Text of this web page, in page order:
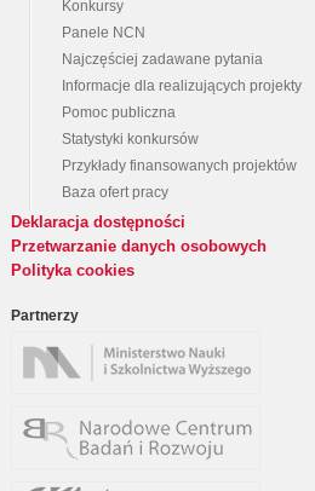
Konkursy
Panele NCN
Najczęściej zadawane pytania
Informacje dla realizujących projekty
Pomoc publiczna
Statystyki konkursów
Przykłady finansowanych projektów
Baza ofert pracy
Deklaracja dostępności
Przetwarzanie danych osobowych
Polityka cookies
Partnerzy